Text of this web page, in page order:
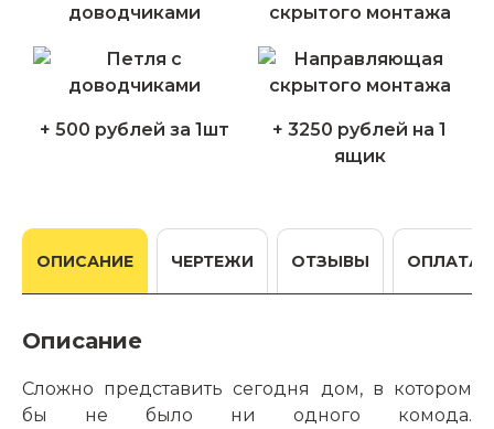
доводчиками
+ 500 рублей за 1шт
скрытого монтажа
+ 3250 рублей на 1
ящик
ОПИСАНИЕ ЧЕРТЕЖИ ОТЗЫВЫ ОПЛАТА
Описание
Сложно представить сегодня дом, в котором
бы не было ни одного комода.